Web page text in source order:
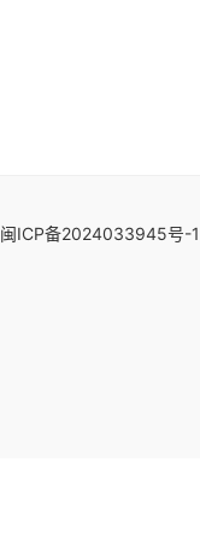
闽ICP备2024033945号-1